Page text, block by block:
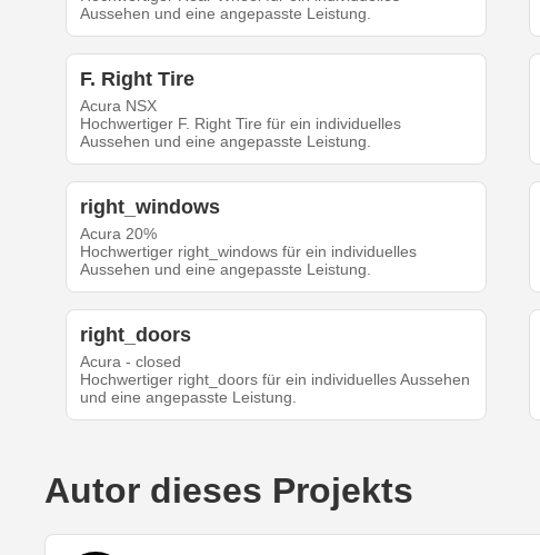
Aussehen und eine angepasste Leistung.
F. Right Tire
Acura NSX
Hochwertiger F. Right Tire für ein individuelles
Aussehen und eine angepasste Leistung.
right_windows
Acura 20%
Hochwertiger right_windows für ein individuelles
Aussehen und eine angepasste Leistung.
right_doors
Acura - closed
Hochwertiger right_doors für ein individuelles Aussehen
und eine angepasste Leistung.
Autor dieses Projekts